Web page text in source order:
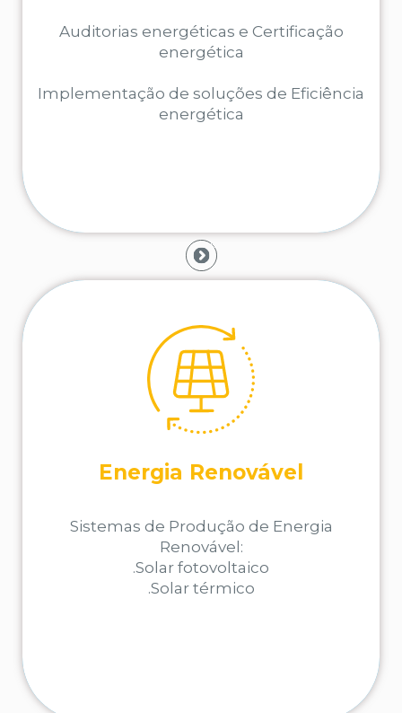
Auditorias energéticas e Certificação
energética
Implementação de soluções de Eficiência
energética
SABER MAIS
Energia Renovável
Sistemas de Produção de Energia
Renovável:
.Solar fotovoltaico
.Solar térmico
Saiba como tornamos as empresas mais
sustentáveis e com energia verde
SABER MAIS